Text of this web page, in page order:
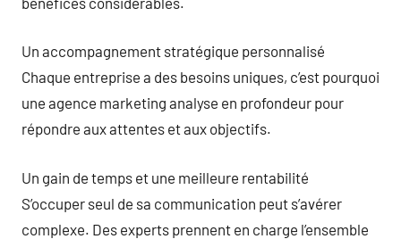
Un accompagnement stratégique personnalisé
Chaque entreprise a des besoins uniques, c’est pourquoi
une agence marketing analyse en profondeur pour
répondre aux attentes et aux objectifs.
Un gain de temps et une meilleure rentabilité
S’occuper seul de sa communication peut s’avérer
complexe. Des experts prennent en charge l’ensemble